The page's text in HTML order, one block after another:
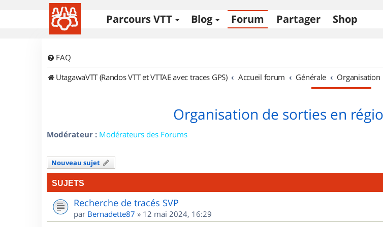
Parcours VTT Blog Forum Partager Shop
FAQ
UtagawaVTT (Randos VTT et VTTAE avec traces GPS)
Accueil forum Générale Organisation
Organisation de sorties en
Modérateur : Modérateurs des Forums
Nouveau sujet
SUJETS
Recherche de tracés SVP
par Bernadette87 » 12 mai 2024, 16:29